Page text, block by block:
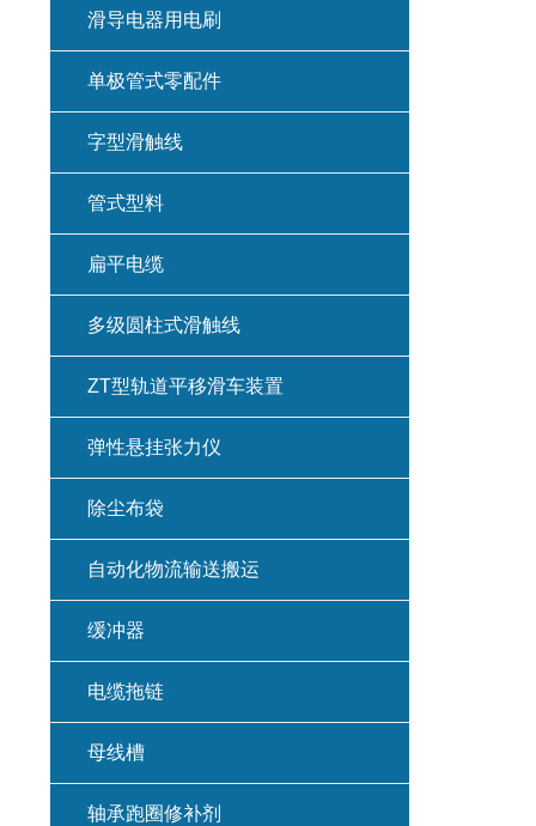
滑导电器用电刷
单极管式零配件
字型滑触线
管式型料
扁平电缆
多级圆柱式滑触线
ZT型轨道平移滑车装置
弹性悬挂张力仪
除尘布袋
自动化物流输送搬运
缓冲器
电缆拖链
母线槽
轴承跑圈修补剂